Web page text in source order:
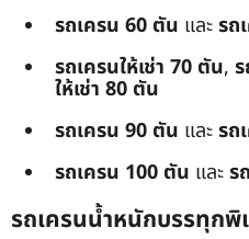
รถเครน 60 ตัน และรถ
รถเครนให้เช่า 70 ตัน,
ให้เช่า 80 ตัน
รถเครน 90 ตัน และรถ
รถเครน 100 ตัน และร
รถเครนน้ำหนักบรรทุก